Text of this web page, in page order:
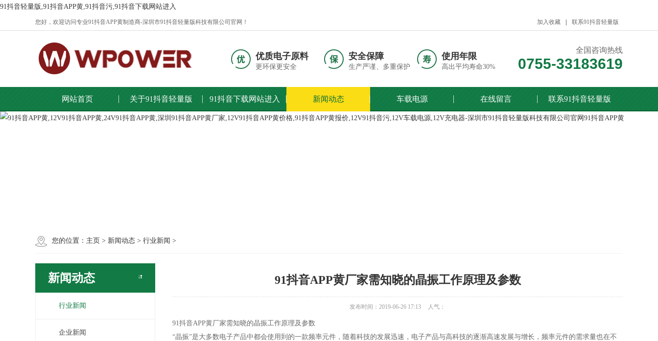
91抖音轻量版,91抖音APP黄,91抖音污,91抖音下载网站进入
加入收藏 联系91抖音轻量版
您好，欢迎访问专业91抖音APP黄制造商-深圳市91抖音轻量版科技有限公司官网！
优质电子原料
更环保更安全
安全保障
生产严谨、多重保护
使用年限
高出平均寿命30%
全国咨询热线
0755-33183619
网站首页 关于91抖音轻量版 91抖音下载网站进入 新闻动态 车载电源 在线留言 联系91抖音轻量版
您的位置： 主页 > 新闻动态 > 行业新闻 >
新闻动态
行业新闻
企业新闻
91抖音APP黄厂家需知晓的晶振工作原理及参数
发布时间：2019-06-26 17:13 人气：
91抖音APP黄厂家需知晓的晶振工作原理及参数
“晶振”是大多数电子产品中都会使用到的一款频率元件，随着科技的发展迅速，电子产品与高科技的逐渐高速发展与增长，频率元件的需求量也在不